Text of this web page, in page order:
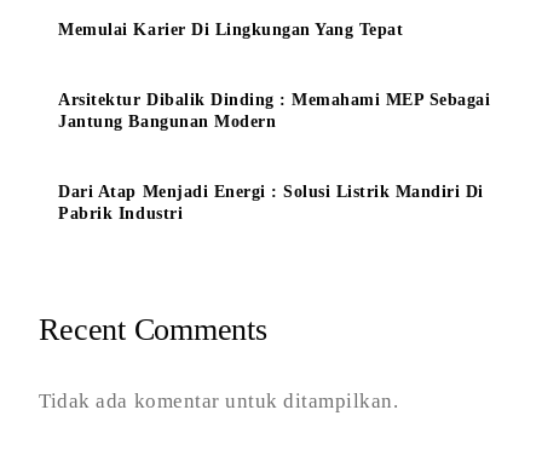
Memulai Karier Di Lingkungan Yang Tepat
Arsitektur Dibalik Dinding : Memahami MEP Sebagai
Jantung Bangunan Modern
Dari Atap Menjadi Energi : Solusi Listrik Mandiri Di
Pabrik Industri
Recent Comments
Tidak ada komentar untuk ditampilkan.